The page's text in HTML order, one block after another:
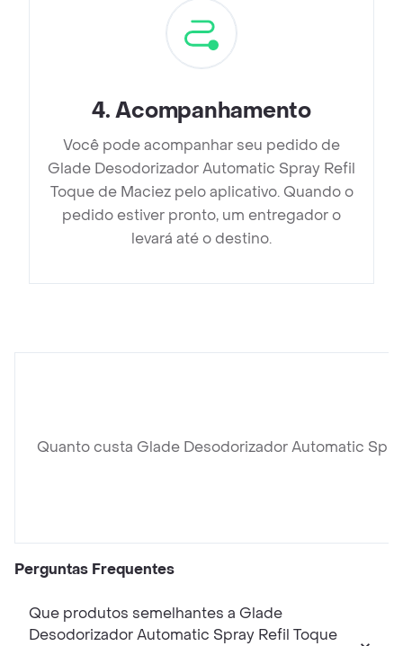
4.Acompanhamento
Você pode acompanhar seu pedido de
Glade Desodorizador Automatic Spray Refil
Toque de Maciez pelo aplicativo. Quando o
pedido estiver pronto, um entregador o
levará até o destino.
Quanto custa Glade Desodorizador Automatic
Perguntas Frequentes
Que produtos semelhantes a Glade
Desodorizador Automatic Spray Refil Toque